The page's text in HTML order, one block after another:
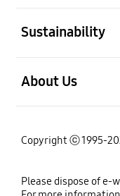
Sustainability
About Us
Copyright ⓒ 1995-
Please dispose of e-